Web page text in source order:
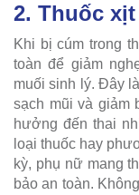
2. Thuốc
Khi bị cúm trong
toàn để giảm
muối sinh lý. Đây
sạch mũi và giảm
hưởng đến thai
loại thuốc hay
kỳ, phụ nữ mang
bảo an toàn.